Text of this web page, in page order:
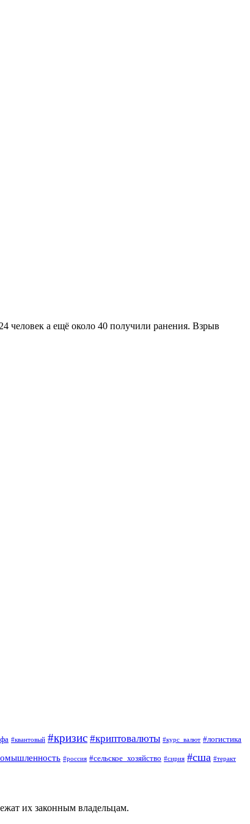
человек а ещё около 40 получили ранения. Взрыв
#квантовый #кризис #криптовалюты #курс_валют #логистика
#россия #сельское_хозяйство #сирия #сша #теракт
их законным владельцам.